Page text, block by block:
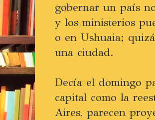
gobernar un país
y los ministerios
o en Ushuaia;
una ciudad.
Decía el domingo
capital como la
Aires, parecen